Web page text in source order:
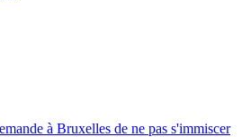
à Bruxelles de ne pas s'immiscer